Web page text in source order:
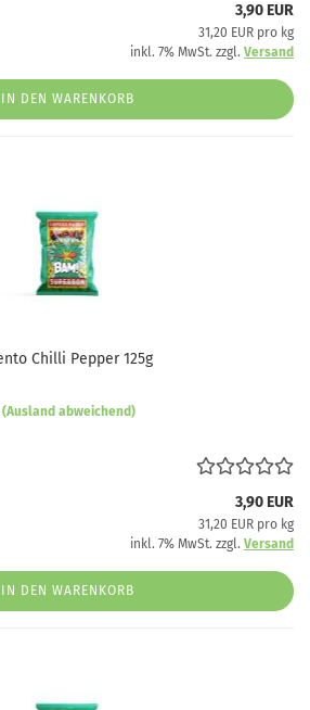
3,90 EUR
31,20 EUR pro kg
inkl. 7% MwSt. zzgl. Versand
IN DEN WARENKORB
Chilli Pepper 125g
(Ausland abweichend)
3,90 EUR
31,20 EUR pro kg
inkl. 7% MwSt. zzgl. Versand
IN DEN WARENKORB